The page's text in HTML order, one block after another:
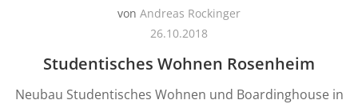
von Andreas Rockinger
26.10.2018
Studentisches Wohnen Rosenheim
Neubau Studentisches Wohnen und Boardinghouse in